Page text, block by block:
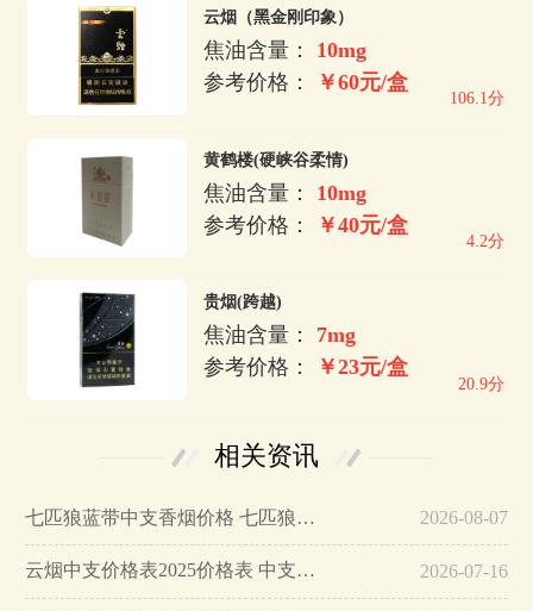
云烟（黑金刚印象）
焦油含量： 10mg
参考价格：
￥60元/盒
106.1分
黄鹤楼(硬峡谷柔情)
焦油含量： 10mg
参考价格：
￥40元/盒
4.2分
贵烟(跨越)
焦油含量： 7mg
参考价格：
￥23元/盒
20.9分
相关资讯
七匹狼蓝带中支香烟价格 七匹狼蓝带中支香烟图片… 2026-08-07
云烟中支价格表2025价格表 中支云烟价格表和图片… 2026-07-16